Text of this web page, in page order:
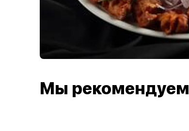
Мы рекомендуем